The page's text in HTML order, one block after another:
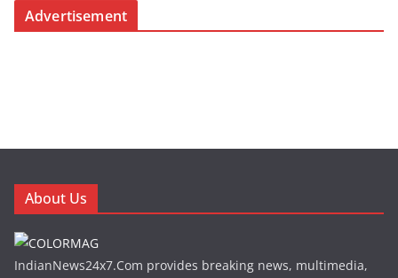
Advertisement
About Us
IndianNews24x7.Com provides breaking news, multimedia,